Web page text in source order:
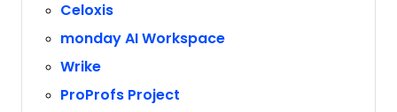
Celoxis
monday AI Workspace
Wrike
ProProfs Project